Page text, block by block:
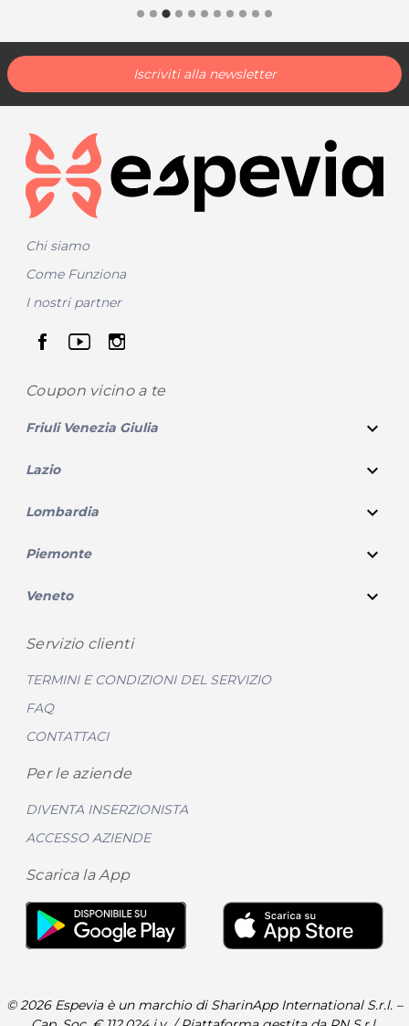
Iscriviti alla newsletter
Chi siamo
Come Funziona
I nostri partner
seguici su facebook
seguici su youtube
seguici su instagram
Coupon vicino a te
Friuli Venezia Giulia expand_more
Lazio expand_more
Lombardia expand_more
Piemonte expand_more
Veneto expand_more
Servizio clienti
TERMINI E CONDIZIONI DEL SERVIZIO
FAQ
CONTATTACI
Per le aziende
DIVENTA INSERZIONISTA
ACCESSO AZIENDE
Scarica la App
© 2026 Espevia è un marchio di SharinApp International S.r.l. –